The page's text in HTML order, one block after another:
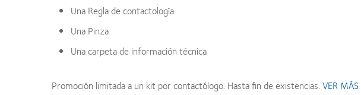
Una Regla de contactología
Una Pinza
Una carpeta de información técnica
Promoción limitada a un kit por contactólogo. Hasta fin de existencias.VER